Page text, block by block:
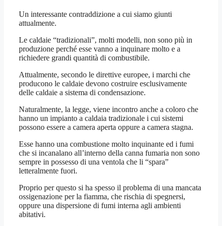
Un interessante contraddizione a cui siamo giunti
attualmente.
Le caldaie “tradizionali”, molti modelli, non sono più in
produzione perché esse vanno a inquinare molto e a
richiedere grandi quantità di combustibile.
Attualmente, secondo le direttive europee, i marchi che
producono le caldaie devono costruire esclusivamente
delle caldaie a sistema di condensazione.
Naturalmente, la legge, viene incontro anche a coloro che
hanno un impianto a caldaia tradizionale i cui sistemi
possono essere a camera aperta oppure a camera stagna.
Esse hanno una combustione molto inquinante ed i fumi
che si incanalano all’interno della canna fumaria non sono
sempre in possesso di una ventola che li “spara”
letteralmente fuori.
Proprio per questo si ha spesso il problema di una mancata
ossigenazione per la fiamma, che rischia di spegnersi,
oppure una dispersione di fumi interna agli ambienti
abitativi.